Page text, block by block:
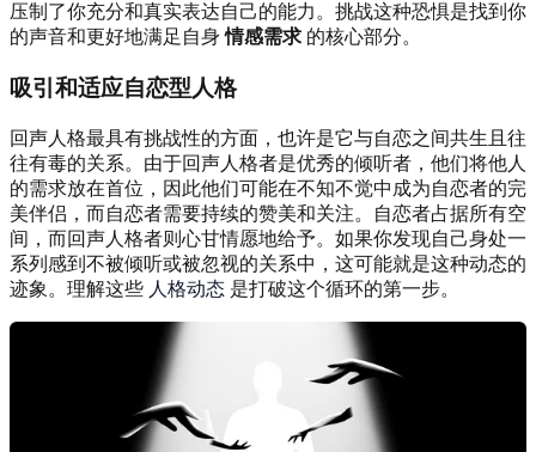
压制了你充分和真实表达自己的能力。挑战这种恐惧是找到你
的声音和更好地满足自身情感需求 的核心部分。
吸引和适应自恋型人格
回声人格最具有挑战性的方面，也许是它与自恋之间共生且往
往有毒的关系。由于回声人格者是优秀的倾听者，他们将他人
的需求放在首位，因此他们可能在不知不觉中成为自恋者的完
美伴侣，而自恋者需要持续的赞美和关注。自恋者占据所有空
间，而回声人格者则心甘情愿地给予。如果你发现自己身处一
系列感到不被倾听或被忽视的关系中，这可能就是这种动态的
迹象。理解这些 人格动态 是打破这个循环的第一步。